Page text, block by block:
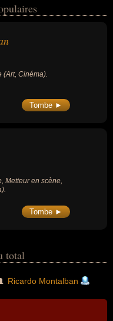
avoir été acteur, artiste,
peuvent avoir été
(Art, Cinéma).
Tombe ►
Metteur en scène,
Tombe ►
total
Ricardo Montalban